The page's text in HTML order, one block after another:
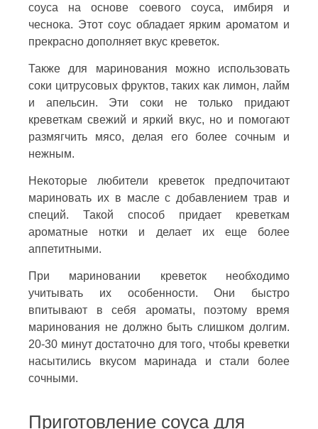
соуса на основе соевого соуса, имбиря и
чеснока. Этот соус обладает ярким ароматом и
прекрасно дополняет вкус креветок.
Также для маринования можно использовать
соки цитрусовых фруктов, таких как лимон, лайм
и апельсин. Эти соки не только придают
креветкам свежий и яркий вкус, но и помогают
размягчить мясо, делая его более сочным и
нежным.
Некоторые любители креветок предпочитают
мариновать их в масле с добавлением трав и
специй. Такой способ придает креветкам
ароматные нотки и делает их еще более
аппетитными.
При мариновании креветок необходимо
учитывать их особенности. Они быстро
впитывают в себя ароматы, поэтому время
маринования не должно быть слишком долгим.
20-30 минут достаточно для того, чтобы креветки
насытились вкусом маринада и стали более
сочными.
Приготовление соуса для